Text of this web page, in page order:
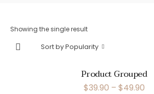
Showing the single result
Sort by Popularity
Product Grouped
$39.90 – $49.90